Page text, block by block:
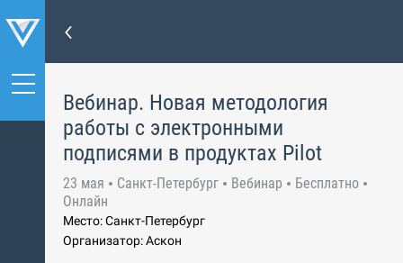
Вебинар. Новая методология
работы с электронными
подписями в продуктах Pilot
23 мая Санкт-Петербург Вебинар
Бесплатно
Онлайн
Место: Санкт-Петербург
Организатор: Аскон